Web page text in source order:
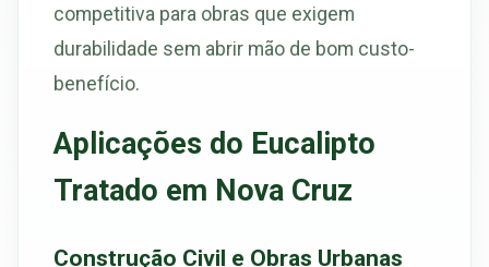
competitiva para obras que exigem
durabilidade sem abrir mão de bom custo-
benefício.
Aplicações do Eucalipto
Tratado em Nova Cruz
Construção Civil e Obras Urbanas